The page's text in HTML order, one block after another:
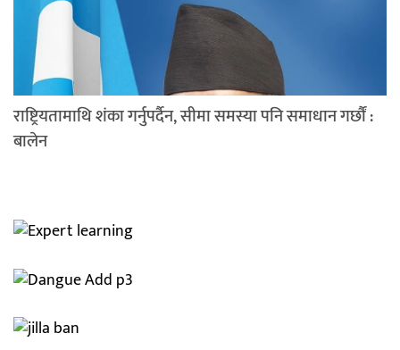
राष्ट्रियतामाथि शंका गर्नुपर्दैन, सीमा समस्या पनि समाधान गर्छौं :
बालेन